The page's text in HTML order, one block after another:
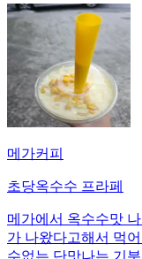
메가커피
초당옥수수 프라페
메가에서 옥수수맛
가 나왔다고해서 먹